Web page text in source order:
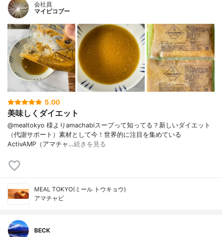
会社員
マイピコブー
5.00
美味しくダイエット
@mealtokyo 様よりamachabiスープって知ってる？新しいダイエット
（代謝サポート）素材として今！世界的に注目を集めている
ActivAMP（アマチャ…続きを見る
MEAL TOKYO(ミール トウキョウ)
アマチャビ
BECK